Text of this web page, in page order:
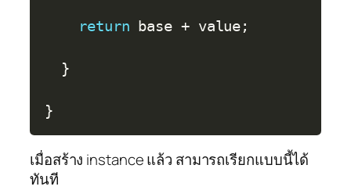
return base + value;
}
}
เมื่อสร้าง instance แล้ว สามารถเรียกแบบนี้ได้
ทันที